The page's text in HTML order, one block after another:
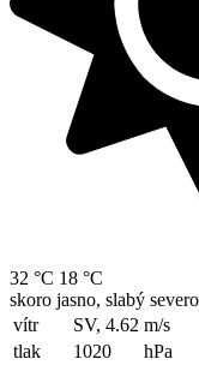
32 °C 18 °C
skoro jasno, slabý
vítr
SV, 4.62 m/s
tlak
1020
hPa